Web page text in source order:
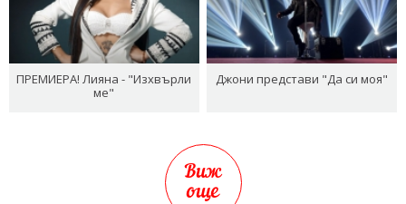
ПРЕМИЕРА! Лияна - "Изхвърли
ме"
Джони представи "Да си моя"
Виж
още